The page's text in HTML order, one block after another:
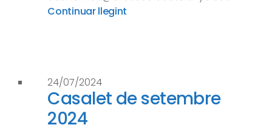
Continuar llegint
24/07/2024
Casalet de setembre
2024